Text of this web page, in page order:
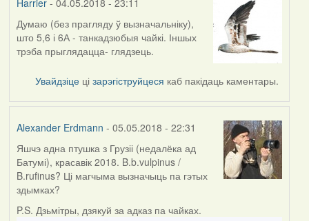
Думаю (без прагляду ў вызначальніку),
што 5,6 і 6А - танкадзюбыя чайкі. Іншых
трэба прыглядацца- глядзець.
Увайдзіце цізарэгіструйцеся каб пакідаць каментары.
Alexander Erdmann - 05.05.2018 - 22:31
Яшчэ адна птушка з Грузіі (недалёка ад
Батумі), красавік 2018. B.b.vulpinus /
B.rufinus? Ці магчыма вызначыць па гэтых
здымках?
P.S. Дзьмітры, дзякуй за адказ па чайках.